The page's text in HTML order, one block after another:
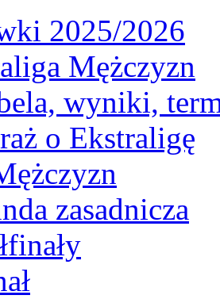
2025/2026
Mężczyzn
wyniki,
o Ekstraligę
zasadnicza